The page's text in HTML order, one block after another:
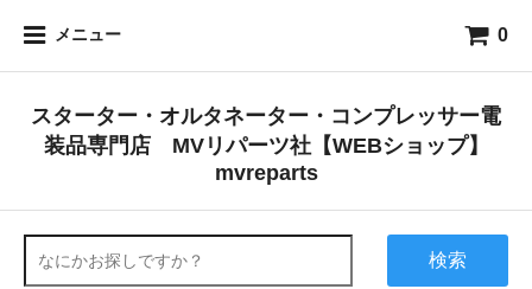
メニュー 0
スターター・オルタネーター・コンプレッサー電
装品専門店 MVリパーツ社【WEBショップ】
mvreparts
検索